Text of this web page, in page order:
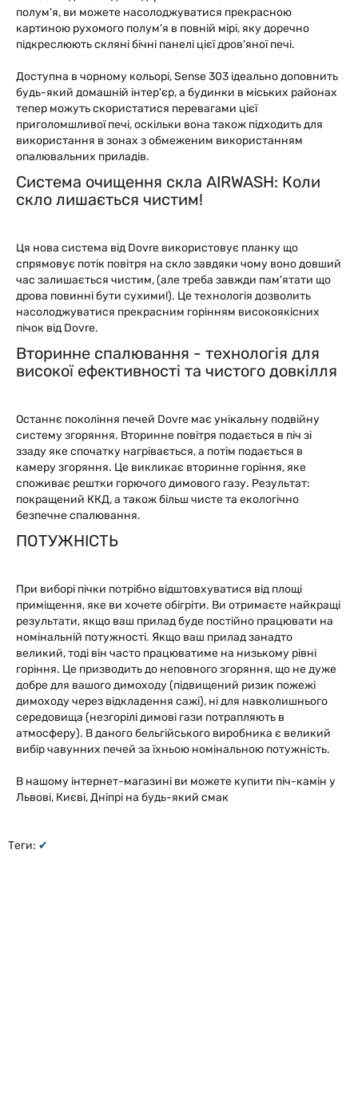
полум'я, ви можете насолоджуватися прекрасною
картиною рухомого полум'я в повній мірі, яку доречно
підкреслюють скляні бічні панелі цієї дров'яної печі.
Доступна в чорному кольорі, Sense 303 ідеально доповнить
будь-який домашній інтер'єр, а будинки в міських районах
тепер можуть скористатися перевагами цієї
приголомшливої печі, оскільки вона також підходить для
використання в зонах з обмеженим використанням
опалювальних приладів.
Система очищення скла AIRWASH: Коли
скло лишається чистим!
Ця нова система від Dovre використовує планку що
спрямовує потік повітря на скло завдяки чому воно довший
час залишається чистим, (але треба завжди пам'ятати що
дрова повинні бути сухими!). Це технологія дозволить
насолоджуватися прекрасним горінням високоякісних
пічок від Dovre.
Вторинне спалювання - технологія для
високої ефективності та чистого довкілля
Останнє покоління печей Dovre має унікальну подвійну
систему згоряння. Вторинне повітря подається в піч зі
ззаду яке спочатку нагрівається, а потім подається в
камеру згоряння. Це викликає вторинне горіння, яке
споживає рештки горючого димового газу. Результат:
покращений ККД, а також більш чисте та екологічно
безпечне спалювання.
ПОТУЖНІСТЬ
При виборі пічки потрібно відштовхуватися від площі
приміщення, яке ви хочете обігріти. Ви отримаєте найкращі
результати, якщо ваш прилад буде постійно працювати на
номінальній потужності. Якщо ваш прилад занадто
великий, тоді він часто працюватиме на низькому рівні
горіння. Це призводить до неповного згоряння, що не дуже
добре для вашого димоходу (підвищений ризик пожежі
димоходу через відкладення сажі), ні для навколишнього
середовища (незгорілі димові гази потрапляють в
атмосферу). В даного бельгійського виробника є великий
вибір чавунних печей за їхньою номінальною потужність.
В нашому інтернет-магазині ви можете купити піч-камін у
Львові, Києві, Дніпрі на будь-який смак
Теги: ✔